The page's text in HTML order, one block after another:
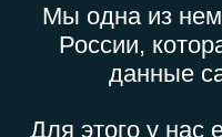
Мы одна из
России,
данные
Для этого у нас